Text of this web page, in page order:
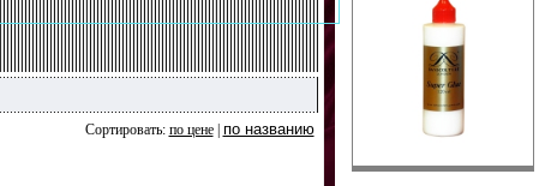
Сортировать: по цене| по названию